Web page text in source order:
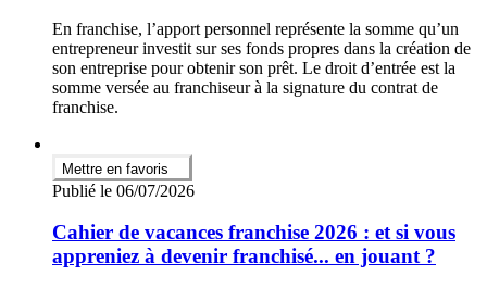
En franchise, l’apport personnel représente la somme qu’un
entrepreneur investit sur ses fonds propres dans la création de
son entreprise pour obtenir son prêt. Le droit d’entrée est la
somme versée au franchiseur à la signature du contrat de
franchise.
Mettre en favoris
Publié le 06/07/2026
Cahier de vacances franchise 2026 : et si vous
appreniez à devenir franchisé... en jouant ?